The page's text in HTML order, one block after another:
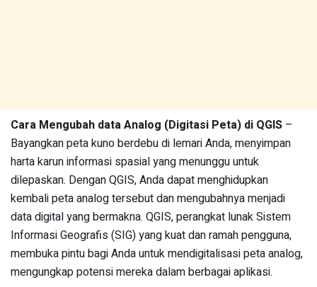
Cara Mengubah data Analog (Digitasi Peta) di QGIS –
Bayangkan peta kuno berdebu di lemari Anda, menyimpan
harta karun informasi spasial yang menunggu untuk
dilepaskan. Dengan QGIS, Anda dapat menghidupkan
kembali peta analog tersebut dan mengubahnya menjadi
data digital yang bermakna. QGIS, perangkat lunak Sistem
Informasi Geografis (SIG) yang kuat dan ramah pengguna,
membuka pintu bagi Anda untuk mendigitalisasi peta analog,
mengungkap potensi mereka dalam berbagai aplikasi.